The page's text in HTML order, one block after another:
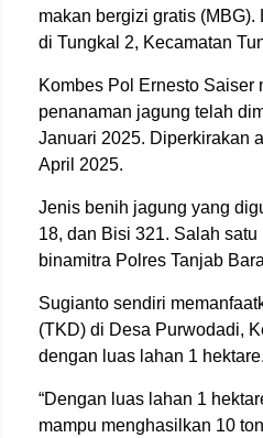
makan bergizi gratis (MBG).
di Tungkal 2, Kecamatan
Kombes Pol Ernesto Saiser
penanaman jagung telah
Januari 2025. Diperkirakan
April 2025.
Jenis benih jagung yang
18, dan Bisi 321. Salah
binamitra Polres Tanjab
Sugianto sendiri
(TKD) di Desa Purwodadi,
dengan luas lahan 1 hektare.
“Dengan luas lahan 1
mampu menghasilkan 10